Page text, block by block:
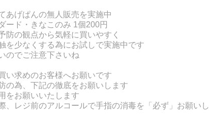
あげぱんの無人販売を実施中
ード・きなこのみ 1個200円
防の観点から気軽に買いやすく
を少なくする為にお試しで実施中です
のでご注意下さいね
い求めのお客様へお願いです
の為、下記の徹底をお願いします
をお願いいたします
、レジ前のアルコールで手指の消毒を「必ず」お願いし